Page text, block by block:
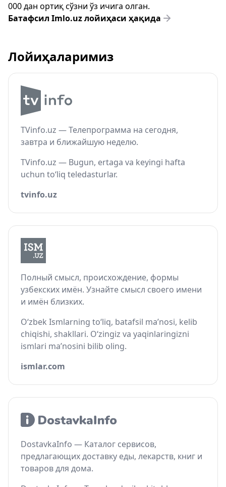
000 дан ортиқ сўзни ўз ичига олган.
Батафсил Imlo.uz лойиҳаси ҳақида
Лойиҳаларимиз
TVinfo.uz — Телепрограмма на сегодня,
завтра и ближайшую неделю.
TVinfo.uz — Bugun, ertaga va keyingi hafta
uchun to‘liq teledasturlar.
tvinfo.uz
Полный смысл, происхождение, формы
узбекских имён. Узнайте смысл своего имени
и имён близких.
O‘zbek Ismlarning to‘liq, batafsil ma’nosi, kelib
chiqishi, shakllari. O‘zingiz va yaqinlaringizni
ismlari ma’nosini bilib oling.
ismlar.com
DostavkaInfo — Каталог сервисов,
предлагающих доставку еды, лекарств, книг и
товаров для дома.